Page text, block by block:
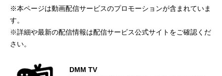
※本ページは動画配信サービスのプロモーションが含まれていま
す。
※詳細や最新の配信情報は配信サービス公式サイトをご確認くだ
さい。
DMM TV